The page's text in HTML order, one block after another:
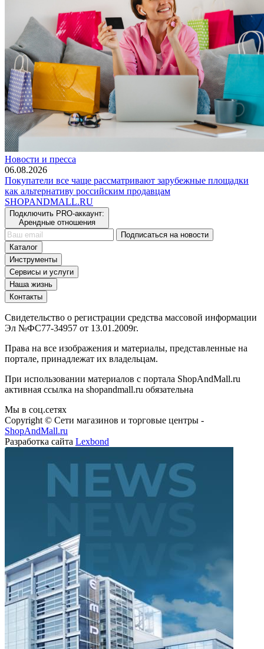
Новости и пресса
06.08.2026
Покупатели все чаще рассматривают зарубежные площадки
как альтернативу российским продавцам
SHOPANDMALL.RU
Подключить PRO-аккаунт:
Арендные отношения
Подписаться на новости
Каталог
Инструменты
Сервисы и услуги
Наша жизнь
Контакты
Свидетельство о регистрации средства массовой информации
Эл №ФС77-34957 от 13.01.2009г.
Права на все изображения и материалы, представленные на
портале, принадлежат их владельцам.
При использовании материалов с портала ShopAndMall.ru
активная ссылка на shopandmall.ru обязательна
Мы в соц.сетях
Copyright © Сети магазинов и торговые центры -
ShopAndMall.ru
Разработка сайта Lexbond